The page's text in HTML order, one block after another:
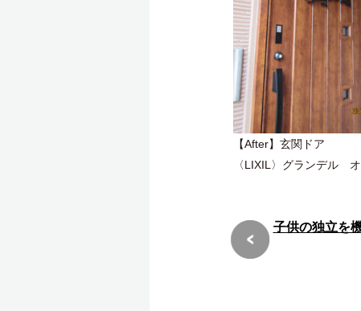
【After】玄関ドア
〈LIXIL〉グランデル
子供の独立を